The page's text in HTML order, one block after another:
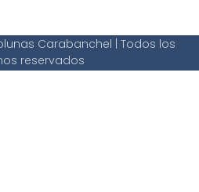
Carabanchel | Todos los
reservados